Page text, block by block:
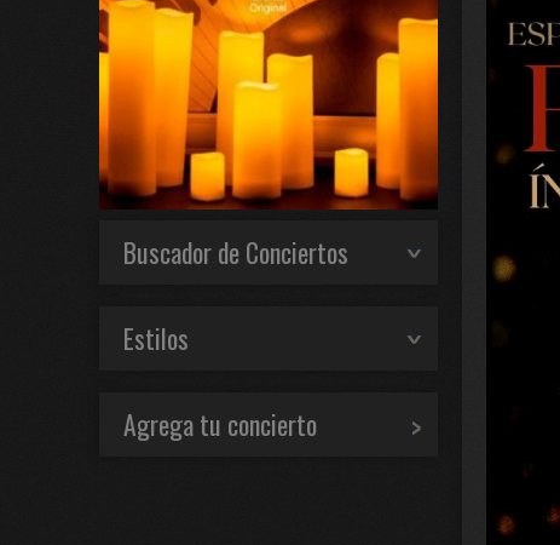
Buscador de Conciertos
Estilos
Agrega tu concierto